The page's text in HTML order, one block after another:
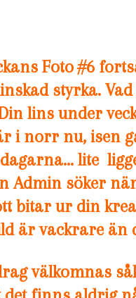
Foto #6
styrka.
lins under
i norr nu, isen
lite
Admin söker
bitar ur din
är vackrare än
välkomnas